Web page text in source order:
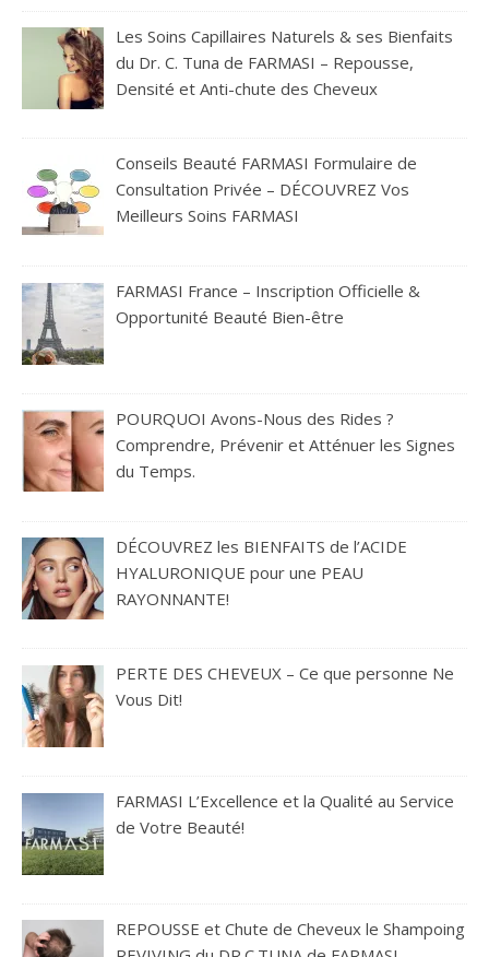
Les Soins Capillaires Naturels & ses Bienfaits
du Dr. C. Tuna de FARMASI – Repousse,
Densité et Anti-chute des Cheveux
Conseils Beauté FARMASI Formulaire de
Consultation Privée – DÉCOUVREZ Vos
Meilleurs Soins FARMASI
FARMASI France – Inscription Officielle &
Opportunité Beauté Bien-être
POURQUOI Avons-Nous des Rides ?
Comprendre, Prévenir et Atténuer les Signes
du Temps.
DÉCOUVREZ les BIENFAITS de l’ACIDE
HYALURONIQUE pour une PEAU
RAYONNANTE!
PERTE DES CHEVEUX – Ce que personne Ne
Vous Dit!
FARMASI L’Excellence et la Qualité au Service
de Votre Beauté!
REPOUSSE et Chute de Cheveux le Shampoing